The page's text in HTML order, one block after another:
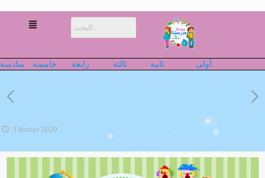
أولى ثانية ثالثة رابعة خامسة سادسة
3 février 2020